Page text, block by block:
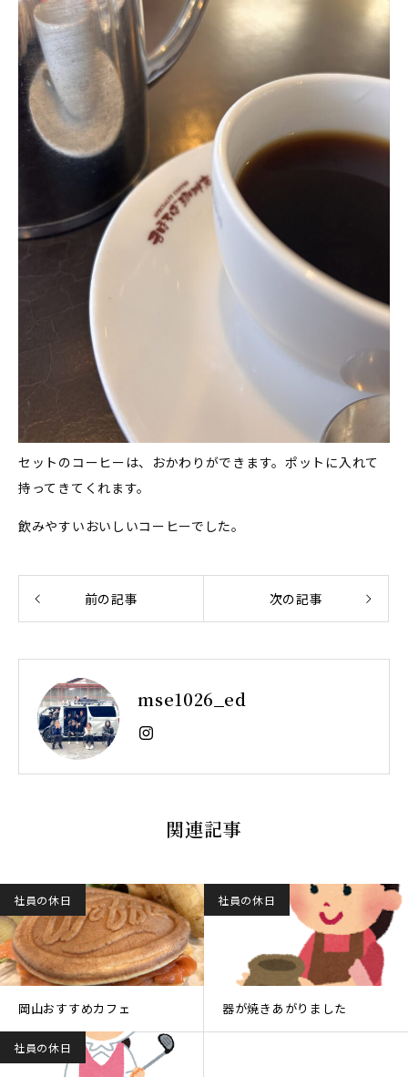
セットのコーヒーは、おかわりができます。ポットに入れて
持ってきてくれます。
飲みやすいおいしいコーヒーでした。
前の記事 次の記事
mse1026_ed
関連記事
社員の休日
岡山おすすめカフェ
社員の休日
器が焼きあがりました
社員の休日